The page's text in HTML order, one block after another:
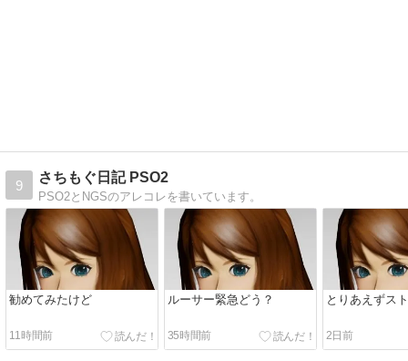
9
さちもぐ日記 PSO2
PSO2とNGSのアレコレを書いています。
勧めてみたけど
11時間前
ルーサー緊急どう？
35時間前
とりあえずス
2日前